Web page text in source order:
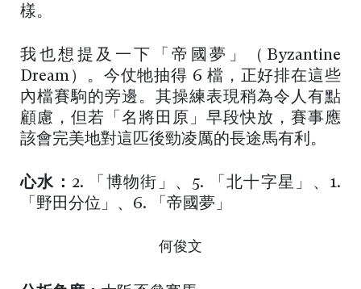
樣。
我也想提及一下「帝國夢」（Byzantine
Dream）。今仗牠抽得 6 檔，正好排在這些
內檔賽駒的旁邊。其操練表現稍為令人有點
顧慮，但若「名將田原」早段快放，賽事應
該會完美地對這匹後勁凌厲的長途馬有利。
心水： 2. 「博物街」、5. 「北十字星」、1.
「野田分位」、6. 「帝國夢」
何俊文